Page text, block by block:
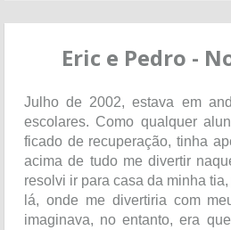
Eric e Pedro -
Julho de 2002, estava em
escolares. Como qualquer
ficado de recuperação, tinha
acima de tudo me divertir
resolvi ir para casa da minha
lá, onde me divertiria com
imaginava, no entanto, era